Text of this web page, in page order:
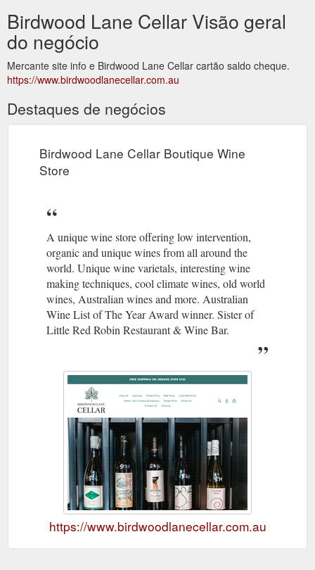
Birdwood Lane Cellar Visão geral
do negócio
Mercante site info e Birdwood Lane Cellar cartão saldo cheque.
https://www.birdwoodlanecellar.com.au
Destaques de negócios
Birdwood Lane Cellar Boutique Wine
Store
A unique wine store offering low intervention,
organic and unique wines from all around the
world. Unique wine varietals, interesting wine
making techniques, cool climate wines, old world
wines, Australian wines and more. Australian
Wine List of The Year Award winner. Sister of
Little Red Robin Restaurant & Wine Bar.
https://www.birdwoodlanecellar.com.au